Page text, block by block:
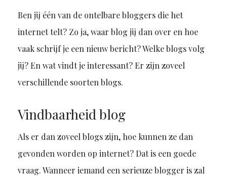
Ben jij één van de ontelbare bloggers die het
internet telt? Zo ja, waar blog jij dan over en hoe
vaak schrijf je een nieuw bericht? Welke blogs volg
jij? En wat vindt je interessant? Er zijn zoveel
verschillende soorten blogs.
Vindbaarheid blog
Als er dan zoveel blogs zijn, hoe kunnen ze dan
gevonden worden op internet? Dat is een goede
vraag. Wanneer iemand een serieuze blogger is zal